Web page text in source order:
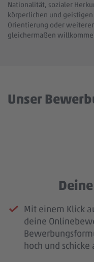
Nationalität, sozialer
körperlichen und
Orientierung oder
gleichermaßen
Unser
Mit einem Klick
deine
hoch und